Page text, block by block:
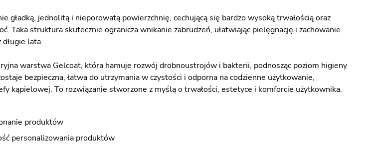
gładką, jednolitą i nieporowatą powierzchnię, cechującą się bardzo wysoką trwałością oraz
Taka struktura skutecznie ogranicza wnikanie zabrudzeń, ułatwiając pielęgnację i zachowanie
lata.
warstwa Gelcoat, która hamuje rozwój drobnoustrojów i bakterii, podnosząc poziom higieny
bezpieczna, łatwa do utrzymania w czystości i odporna na codzienne użytkowanie,
kąpielowej. To rozwiązanie stworzone z myślą o trwałości, estetyce i komforcie użytkownika.
produktów
personalizowania produktów